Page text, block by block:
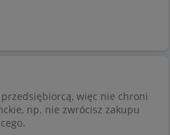
więc nie chroni
np. nie zwrócisz zakupu